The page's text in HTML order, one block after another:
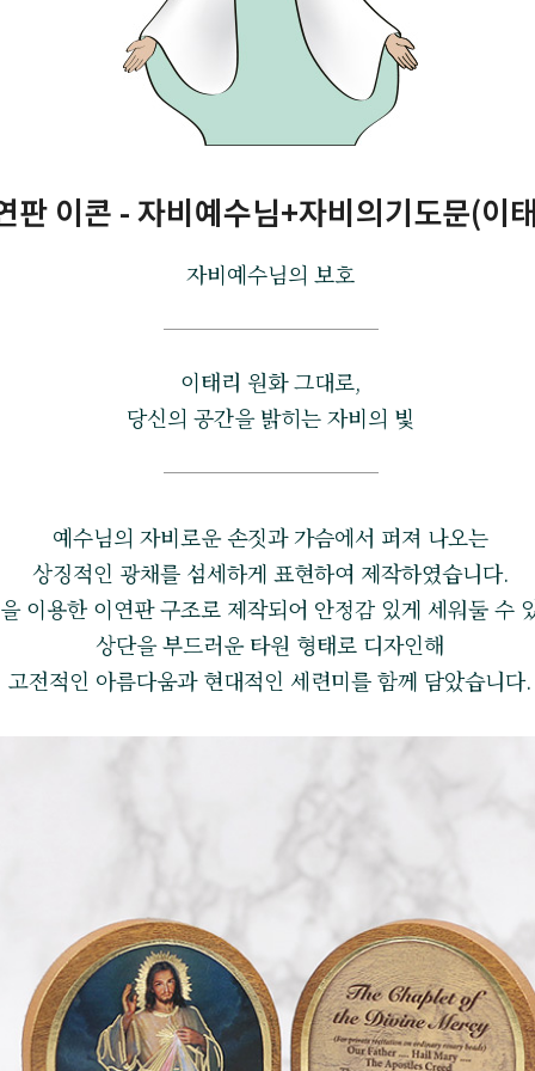
판 이콘 - 자비예수님+자비의기도문(이
자비예수님의 보호
이태리 원화 그대로,
당신의 공간을 밝히는 자비의 빛
예수님의 자비로운 손짓과 가슴에서 퍼져 나오는
상징적인 광채를 섬세하게 표현하여 제작하였습니다.
이용한 이연판 구조로 제작되어 안정감 있게 세워둘 수
상단을 부드러운 타원 형태로 디자인해
고전적인 아름다움과 현대적인 세련미를 함께 담았습니다.